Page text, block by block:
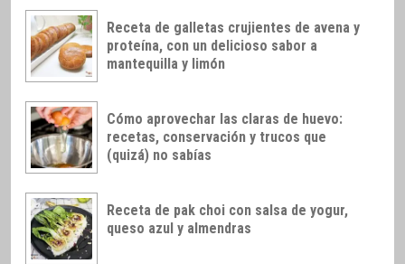
Receta de galletas crujientes de avena y
proteína, con un delicioso sabor a
mantequilla y limón
Cómo aprovechar las claras de huevo:
recetas, conservación y trucos que
(quizá) no sabías
Receta de pak choi con salsa de yogur,
queso azul y almendras